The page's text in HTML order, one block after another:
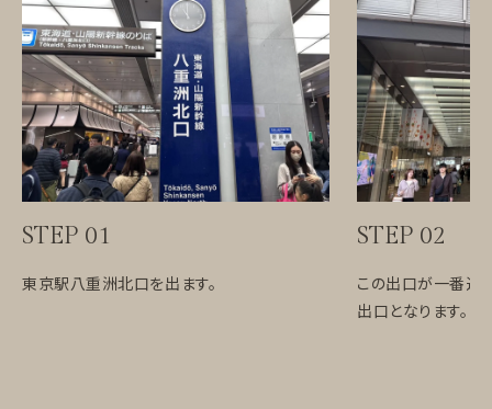
STEP 01
東京駅八重洲北口を出ます。
STEP 02
この出口が一番近
出口となります。